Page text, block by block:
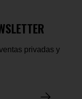
privadas y